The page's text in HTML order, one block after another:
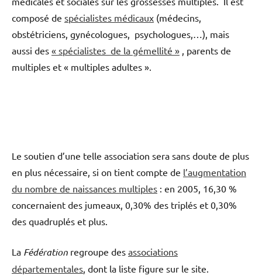
composé de spécialistes médicaux (médecins,
obstétriciens, gynécologues, psychologues,…), mais
aussi des « spécialistes de la gémellité » , parents de
multiples et « multiples adultes ».
Le soutien d’une telle association sera sans doute de plus
en plus nécessaire, si on tient compte de l’augmentation
du nombre de naissances multiples : en 2005, 16,30 %
concernaient des jumeaux, 0,30% des triplés et 0,30%
des quadruplés et plus.
La Fédération regroupe des associations
départementales , dont la liste figure sur le site.